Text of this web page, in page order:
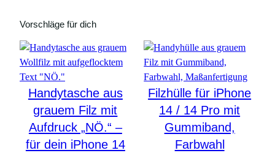
Vorschläge für dich
Handytasche aus
grauem Filz mit
Aufdruck „NÖ.“ –
für dein iPhone 14
Filzhülle für iPhone
14 / 14 Pro mit
Gummiband,
Farbwahl